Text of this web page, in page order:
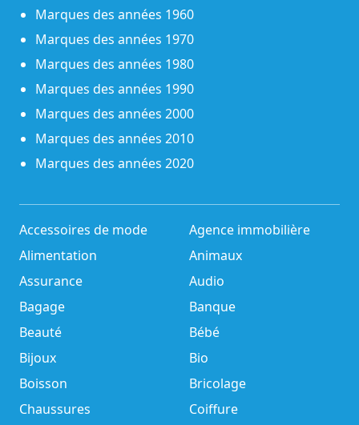
Marques des années 1960
Marques des années 1970
Marques des années 1980
Marques des années 1990
Marques des années 2000
Marques des années 2010
Marques des années 2020
Accessoires de mode
Agence immobilière
Alimentation
Animaux
Assurance
Audio
Bagage
Banque
Beauté
Bébé
Bijoux
Bio
Boisson
Bricolage
Chaussures
Coiffure